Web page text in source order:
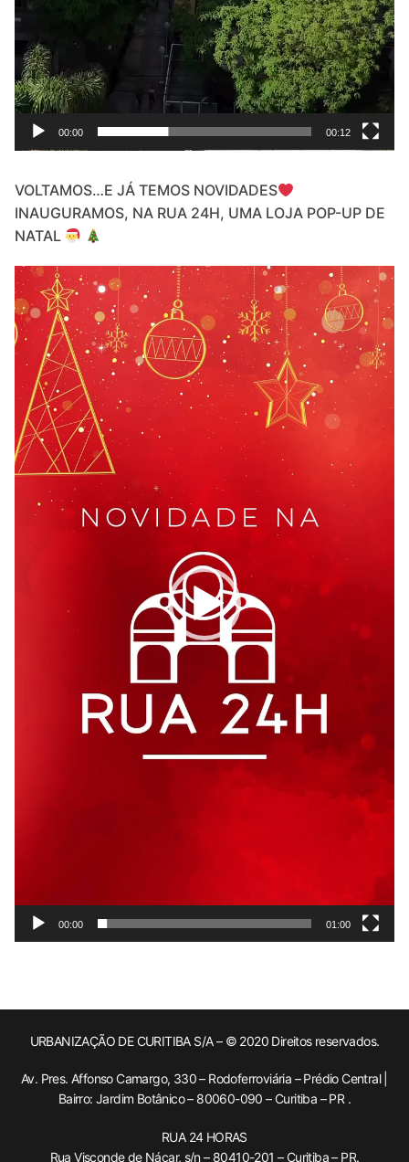
00:00 00:12
VOLTAMOS…E JÁ TEMOS NOVIDADES
INAUGURAMOS, NA RUA 24H, UMA LOJA POP-UP DE
NATAL
Video
Player
00:00 01:00
URBANIZAÇÃO DE CURITIBA S/A – © 2020 Direitos reservados.
Av. Pres. Affonso Camargo, 330 – Rodoferroviária – Prédio Central |
Bairro: Jardim Botânico – 80060-090 – Curitiba – PR .
RUA 24 HORAS
Rua Visconde de Nácar, s/n – 80410-201 – Curitiba – PR.